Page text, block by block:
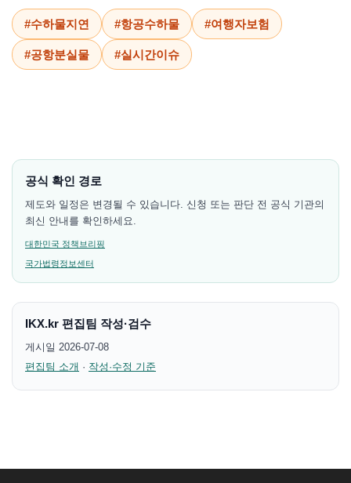
#수하물지연 #항공수하물 #여행자보험
#공항분실물 #실시간이슈
공식 확인 경로
제도와 일정은 변경될 수 있습니다. 신청 또는 판단 전 공식 기관의
최신 안내를 확인하세요.
대한민국 정책브리핑
국가법령정보센터
IKX.kr 편집팀 작성·검수
게시일 2026-07-08
편집팀 소개 · 작성·수정 기준